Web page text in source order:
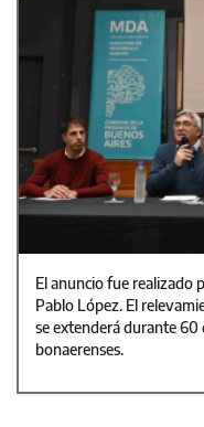
El anuncio fue realizado
Pablo López. El
se extenderá durante 60
bonaerenses.